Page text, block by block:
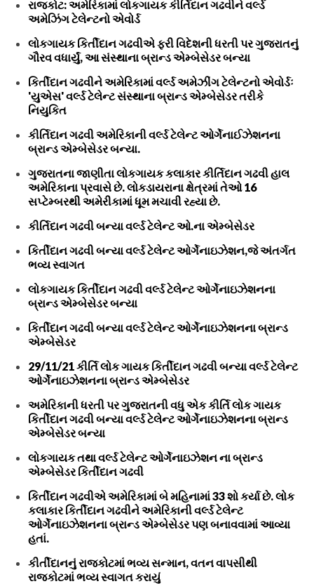
રાજકોટ: અમેરિકામાં લોકગાયક કીર્તિદાન ગઢવીને વર્લ્ડ
અમેઝિંગ ટેલેન્ટનો એવોર્ડ
લોકગાયક કિર્તીદાન ગઢવીએ ફરી વિદેશની ધરતી પર ગુજરાતનું
ગૌરવ વધાર્યું, આ સંસ્થાના બ્રાન્ડ એમ્બેસેડર બન્યા
કિર્તીદાન ગઢવીને અમેરિકામાં વર્લ્ડ અમેઝીંગ ટેલેન્ટનો એવોર્ડઃ
'યુએસ' વર્લ્ડ ટેલેન્ટ સંસ્થાના બ્રાન્ડ એમ્બેસેડર તરીકે
નિયુકિત
કીર્તિદાન ગઢવી અમેરિકાની વર્લ્ડ ટેલેન્ટ ઓર્ગેનાઈઝેશનના
બ્રાન્ડ એમ્બેસેડર બન્યા.
ગુજરાતના જાણીતા લોકગાયક કલાકાર કીર્તિદાન ગઢવી હાલ
અમેરિકાના પ્રવાસે છે. લોકડાયરાના ક્ષેત્રમાં તેઓ 16
સપ્ટેમ્બરથી અમેરીકામાં ધૂમ મચાવી રહ્યા છે.
કીર્તિદાન ગઢવી બન્યા વર્લ્ડ ટેલેન્ટ ઓ.ના એમ્બેસેડર
કિર્તીદાન ગઢવી બન્યા વર્લ્ડ ટેલેન્ટ ઓર્ગેનાઇઝેશન,જે અંતર્ગત
ભવ્ય સ્વાગત
લોકગાયક કિર્તીદાન ગઢવી વર્લ્ડ ટેલેન્ટ ઓર્ગેનાઇઝેશનના
બ્રાન્ડ એમ્બેસેડર બન્યા
કિર્તીદાન ગઢવી બન્યા વર્લ્ડ ટેલેન્ટ ઓર્ગેનાઇઝેશનના બ્રાન્ડ
એમ્બેસેડર
29/11/21 કીર્તિ લોક ગાયક કિર્તીદાન ગઢવી બન્યા વર્લ્ડ ટેલેન્ટ
ઓર્ગેનાઇઝેશનના બ્રાન્ડ એમ્બેસેડર
અમેરિકાની ધરતી પર ગુજરાતની વધુ એક કીર્તિ લોક ગાયક
કિર્તીદાન ગઢવી બન્યા વર્લ્ડ ટેલેન્ટ ઓર્ગેનાઇઝેશનના બ્રાન્ડ
એમ્બેસેડર બન્યા
લોકગાયક તથા વર્લ્ડ ટેલેન્ટ ઓર્ગેનાઇઝેશન ના બ્રાન્ડ
એમ્બેસેડર કિર્તીદાન ગઢવી
કિર્તીદાન ગઢવીએ અમેરિકામાં બે મહિનામાં 33 શો કર્યા છે. લોક
કલાકાર કિર્તીદાન ગઢવીને અમેરિકાની વર્લ્ડ ટેલેન્ટ
ઓર્ગેનાઇઝેશનના બ્રાન્ડ એમ્બેસેડર પણ બનાવવામાં આવ્યા
હતાં.
કીર્તીદાનનું રાજકોટમાં ભવ્ય સન્માન, વતન વાપસીથી
રાજકોટમાં ભવ્ય સ્વાગત કરાયું